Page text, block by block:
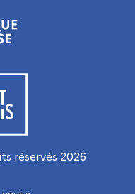
français
réservés 2026